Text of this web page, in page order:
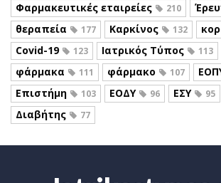
Φαρμακευτικές εταιρείες 210
θεραπεία 177 Καρκίνος 132
Covid-19 123 Ιατρικός Τύπος 113
φάρμακα 111 φάρμακο 107
Επιστήμη 103 ΕΟΔΥ 96 ΕΣΥ 95
Διαβήτης 77